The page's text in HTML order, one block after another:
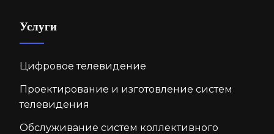
Услуги
Цифровое телевидение
Проектирование и изготовление систем
телевидения
Обслуживание систем коллективного